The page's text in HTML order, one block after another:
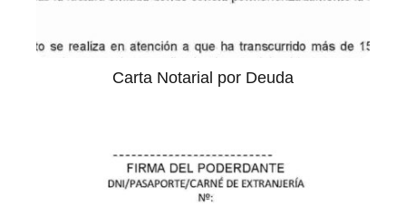
Carta Notarial por Deuda